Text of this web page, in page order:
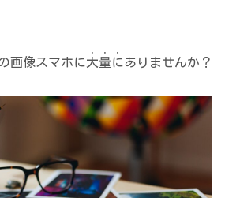
画像スマホに大量に
・・・
ありませんか？